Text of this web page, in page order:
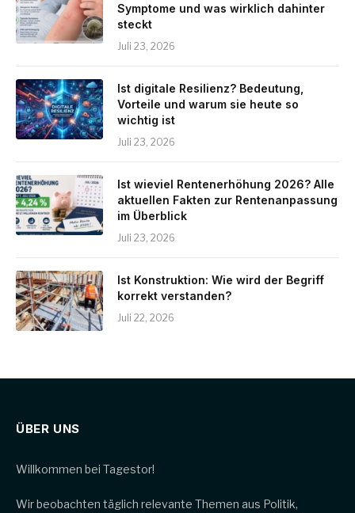
Symptome und was wirklich dahinter
steckt
Juli 23, 2026
Ist digitale Resilienz? Bedeutung,
Vorteile und warum sie heute so
wichtig ist
Juli 23, 2026
Ist wieviel Rentenerhöhung 2026? Alle
aktuellen Fakten zur Rentenanpassung
im Überblick
Juli 23, 2026
Ist Konstruktion: Wie wird der Begriff
korrekt verstanden?
Juli 22, 2026
ÜBER UNS
Willkommen bei Tagestor!
Wir beobachten täglich relevante Themen aus Politik,